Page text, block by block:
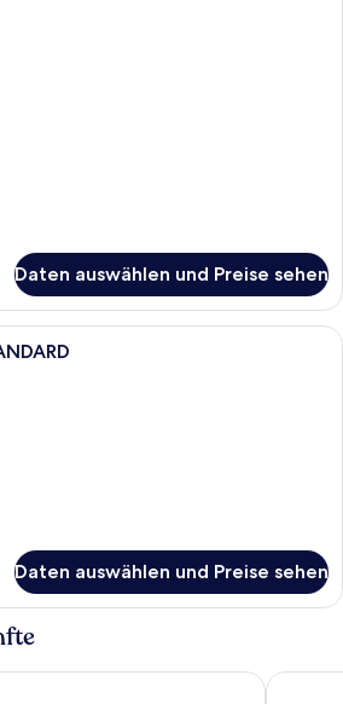
Daten auswählen und Preise sehen
Minibar (mit einigen kostenlosen
Daten auswählen und Preise sehen
Parque